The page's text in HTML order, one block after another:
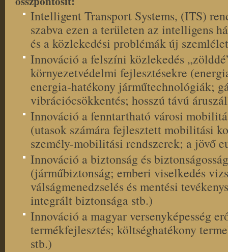
Intelligent Transport Systems, (ITS)
szabva ezen a területen az intelligens
és a közlekedési problémák új
Innováció a felszíni közlekedés
környezetvédelmi fejlesztésekre
energia-hatékony járműtechnológiák;
vibrációcsökkentés; hosszú távú
Innováció a fenntartható városi
(utasok számára fejlesztett mobilitási
személy-mobilitási rendszerek; a jövő
Innováció a biztonság és
(járműbiztonság; emberi viselkedés
válságmenedzselés és mentési
integrált biztonsága stb.)
Innováció a magyar versenyképesség
termékfejlesztés; költséghatékony
stb.)